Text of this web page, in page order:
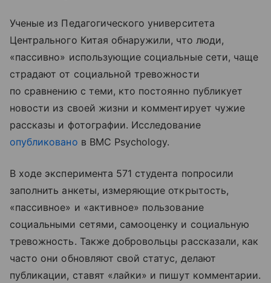
Ученые из Педагогического университета
Центрального Китая обнаружили, что люди,
«пассивно» использующие социальные сети, чаще
страдают от социальной тревожности
по сравнению с теми, кто постоянно публикует
новости из своей жизни и комментирует чужие
рассказы и фотографии. Исследование
опубликовано в BMC Psychology.
В ходе эксперимента 571 студента попросили
заполнить анкеты, измеряющие открытость,
«пассивное» и «активное» пользование
социальными сетями, самооценку и социальную
тревожность. Также добровольцы рассказали, как
часто они обновляют свой статус, делают
публикации, ставят «лайки» и пишут комментарии.